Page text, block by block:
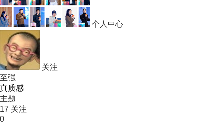
个人中心
关注
至强
真质感
主题
17 关注
0